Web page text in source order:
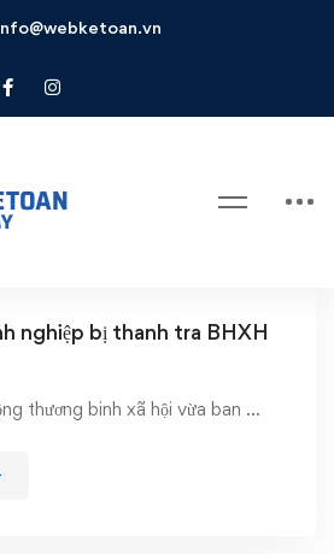
tra BHXH
nghiệp bị thanh tra BHXH
thương binh xã hội vừa ban …